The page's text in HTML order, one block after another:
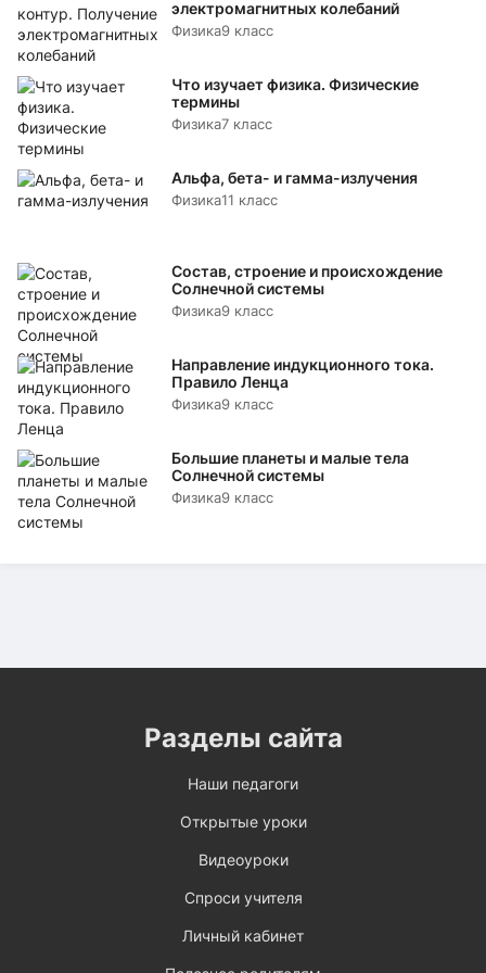
электромагнитных колебаний
Физика9 класс
Что изучает физика. Физические
термины
Физика7 класс
Альфа, бета- и гамма-излучения
Физика11 класс
Состав, строение и происхождение
Солнечной системы
Физика9 класс
Направление индукционного тока.
Правило Ленца
Физика9 класс
Большие планеты и малые тела
Солнечной системы
Физика9 класс
Разделы сайта
Наши педагоги
Открытые уроки
Видеоуроки
Спроси учителя
Личный кабинет